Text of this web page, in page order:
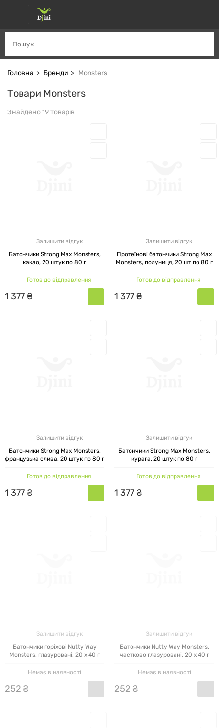
Головна Бренди Monsters
Товари Monsters
Знайдено 19 товарів
Залишити відгук
Батончики Strong Max Monsters,
какао, 20 штук по 80 г
Готов до відправлення
1 377₴
Залишити відгук
Протеїнові батончики Strong Max
Monsters, полуниця, 20 шт по 80 г
Готов до відправлення
1 377₴
Залишити відгук
Батончики Strong Max Monsters,
французька слива, 20 штук по 80 г
Готов до відправлення
1 377₴
Залишити відгук
Батончики Strong Max Monsters,
курага, 20 штук по 80 г
Готов до відправлення
1 377₴
Залишити відгук
Батончики горіхові Nutty Way
Monsters, глазуровані, 20 x 40 г
Немає в наявності
252 ₴
Залишити відгук
Батончики Nutty Way Monsters,
частково глазуровані, 20 x 40 г
Немає в наявності
252 ₴